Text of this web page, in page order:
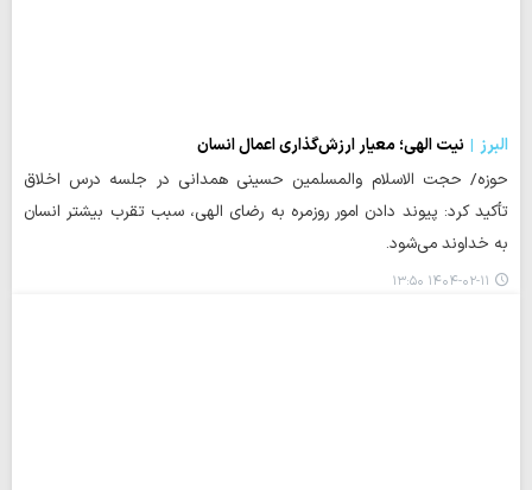
البرز
نیت الهی؛ معیار ارزش‌گذاری اعمال انسان
حوزه/ حجت الاسلام والمسلمین حسینی همدانی در جلسه درس اخلاق
تأکید کرد: پیوند دادن امور روزمره به رضای الهی، سبب تقرب بیشتر انسان
به خداوند می‌شود.
۱۴۰۴-۰۲-۱۱ ۱۳:۵۰